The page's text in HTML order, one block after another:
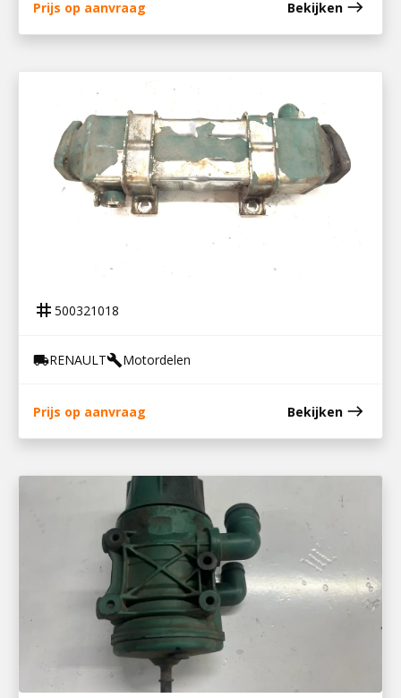
Prijs op aanvraag Bekijken east
EGR KOELER DTI 5 REVISIE
tag 500321018
local_shippingRENAULTbuildMotordelen
Prijs op aanvraag Bekijken east
500321017
OLIENEVELAFSCHEIDER DTI 5